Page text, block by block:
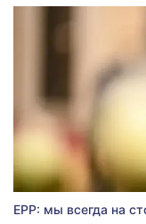
EPP: мы всегда на